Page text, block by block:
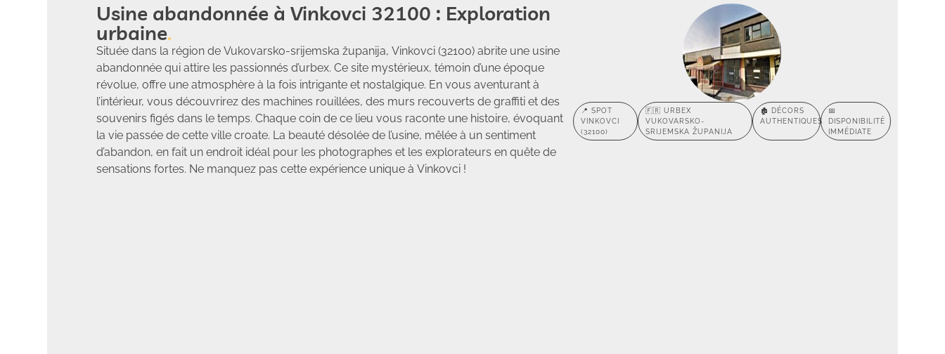
Usine abandonnée à Vinkovci 32100 : Exploration
urbaine
Située dans la région de Vukovarsko-srijemska županija, Vinkovci (32100) abrite une usine
abandonnée qui attire les passionnés d’urbex. Ce site mystérieux, témoin d’une époque
révolue, offre une atmosphère à la fois intrigante et nostalgique. En vous aventurant à
l’intérieur, vous découvrirez des machines rouillées, des murs recouverts de graffiti et des
souvenirs figés dans le temps. Chaque coin de ce lieu vous raconte une histoire, évoquant
la vie passée de cette ville croate. La beauté désolée de l’usine, mêlée à un sentiment
d’abandon, en fait un endroit idéal pour les photographes et les explorateurs en quête de
sensations fortes. Ne manquez pas cette expérience unique à Vinkovci !
📍 SPOT
VINKOVCI
(32100)
🇫🇷 URBEX
VUKOVARSKO-
SRIJEMSKA ŽUPANIJA
🏚️ DÉCORS
AUTHENTIQUES
📅
DISPONIBILITÉ
IMMÉDIATE